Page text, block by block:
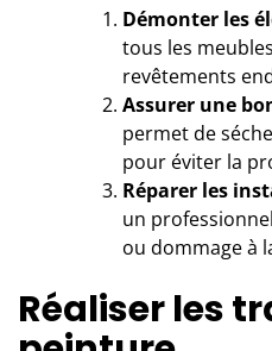
Démonter les
tous les
revêtements
Assurer une
permet de
pour éviter la
Réparer les
un
ou dommage à
Réaliser les